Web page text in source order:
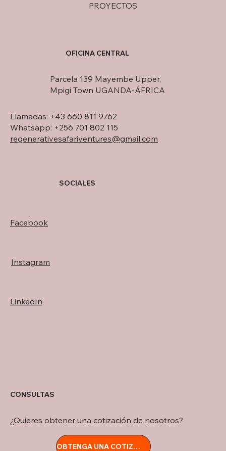
PROYECTOS
OFICINA CENTRAL
Parcela 139 Mayembe Upper,
Mpigi Town UGANDA-ÁFRICA
Llamadas: +43 660 811 9762
Whatsapp: +256 701 802 115
regenerativesafariventures@gmail.com
SOCIALES
Facebook
Instagram
LinkedIn
CONSULTAS
¿Quieres obtener una cotización de nosotros?
OBTENGA UNA COTIZACIÓN